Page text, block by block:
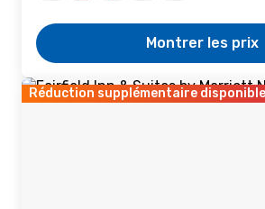
Montrer les prix
Réduction supplémentaire disponible